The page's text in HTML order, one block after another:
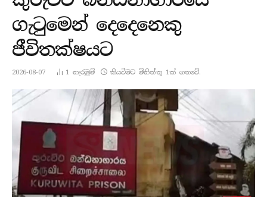
ගැටුමෙන් දෙදෙනෙකු
ජීවිතක්ෂයට
2026-08-07 1 නැරඹු​ම් කියවීමට මිනිත්තු 1ක් ගතවේ.